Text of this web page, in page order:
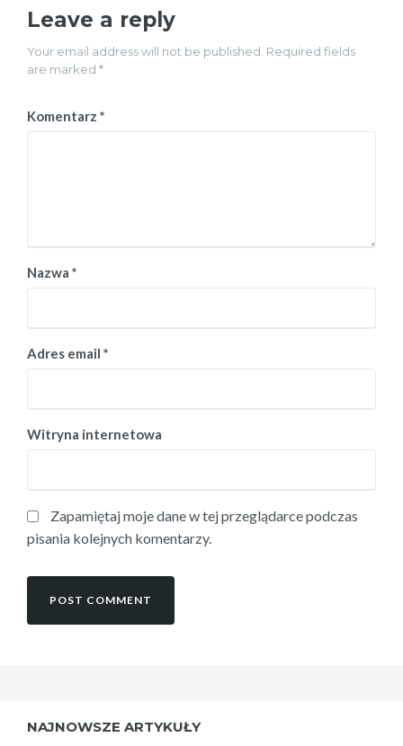
Leave a reply
Your email address will not be published. Required fields
are marked *
Komentarz *
Nazwa *
Adres email *
Witryna internetowa
Zapamiętaj moje dane w tej przeglądarce podczas
pisania kolejnych komentarzy.
NAJNOWSZE ARTYKUŁY